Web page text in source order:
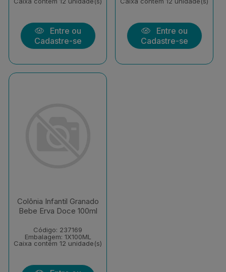
Entre ou
Cadastre-se
Entre ou
Cadastre-se
Colônia Infantil Granado
Bebe Erva Doce 100ml
Código: 237169
Embalagem: 1X100ML
Caixa contém 12 unidade(s)